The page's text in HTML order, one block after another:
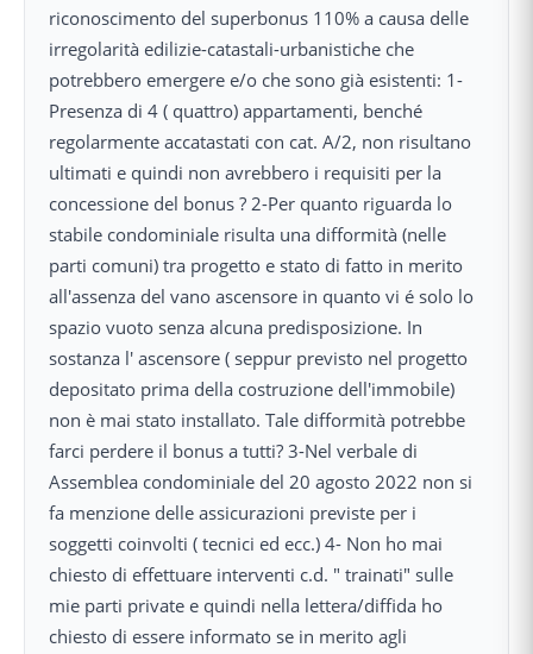
riconoscimento del superbonus 110% a causa delle
irregolarità edilizie-catastali-urbanistiche che
potrebbero emergere e/o che sono già esistenti: 1-
Presenza di 4 ( quattro) appartamenti, benché
regolarmente accatastati con cat. A/2, non risultano
ultimati e quindi non avrebbero i requisiti per la
concessione del bonus ? 2-Per quanto riguarda lo
stabile condominiale risulta una difformità (nelle
parti comuni) tra progetto e stato di fatto in merito
all'assenza del vano ascensore in quanto vi é solo lo
spazio vuoto senza alcuna predisposizione. In
sostanza l' ascensore ( seppur previsto nel progetto
depositato prima della costruzione dell'immobile)
non è mai stato installato. Tale difformità potrebbe
farci perdere il bonus a tutti? 3-Nel verbale di
Assemblea condominiale del 20 agosto 2022 non si
fa menzione delle assicurazioni previste per i
soggetti coinvolti ( tecnici ed ecc.) 4- Non ho mai
chiesto di effettuare interventi c.d. " trainati" sulle
mie parti private e quindi nella lettera/diffida ho
chiesto di essere informato se in merito agli